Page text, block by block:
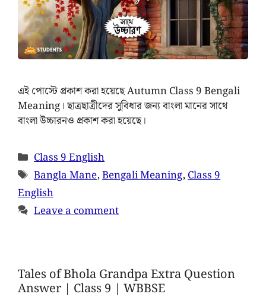
এই পোস্টে প্রকাশ করা হয়েছে Autumn Class 9 Bengali
Meaning। ছাত্রছাত্রীদের সুবিধার জন্য বাংলা মানের সাথে
বাংলা উচ্চারনও প্রকাশ করা হয়েছে।
Class 9 English
Bangla Mane,Bengali Meaning,Class 9
English
Leave a comment
Tales of Bhola Grandpa Extra Question
Answer | Class 9 | WBBSE